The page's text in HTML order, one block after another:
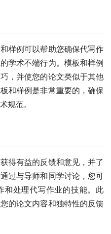
样例可以帮助您确保代写作
学术不端行为。模板和样例
，并使您的论文类似于其他
和样例是非常重要的，确保
规范。
得有益的反馈和意见，并了
过与导师和同学讨论，您可
和处理代写作业的技能。此
的论文内容和独特性的反馈